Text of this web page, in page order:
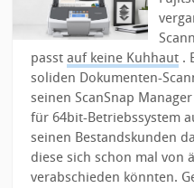
passtauf keine Kuhhaut .
soliden Dokumenten-
seinen ScanSnap
für 64bit-Betriebssystem
seinen Bestandskunden
diese sich schon mal von
verabschieden könnten.